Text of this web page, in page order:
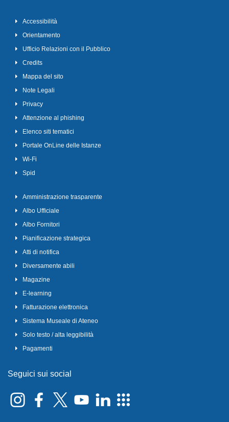
Accessibilità
Orientamento
Ufficio Relazioni con il Pubblico
Credits
Mappa del sito
Note Legali
Privacy
Attenzione al phishing
Elenco siti tematici
Portale OnLine delle Istanze
Wi-Fi
Spid
Amministrazione trasparente
Albo Ufficiale
Albo Fornitori
Pianificazione strategica
Atti di notifica
Diversamente abili
Magazine
E-learning
Fatturazione elettronica
Sistema Museale di Ateneo
Solo testo / alta leggibilità
Pagamenti
Seguici sui social